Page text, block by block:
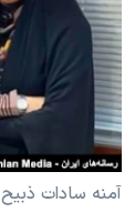
فرهنگ و زندگی
حقوق
اقتصادی
علم و فناوری
مستندها
انتخابات ریاست
حمله جمهوری
رمز مهسا
دنبال کنید
زبانهای
آمنه سادات